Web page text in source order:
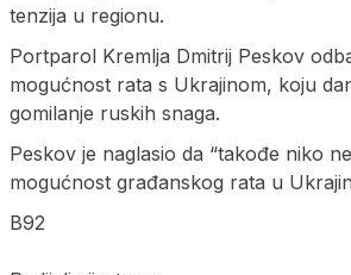
tenzija u regionu.
Portparol Kremlja Dmitrij Peskov
mogućnost rata s Ukrajinom, koju
gomilanje ruskih snaga.
Peskov je naglasio da “takođe niko
mogućnost građanskog rata u
B92